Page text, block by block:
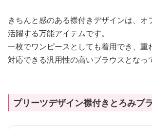
きちんと感のある襟付きデザインは、オ
活躍する万能アイテムです。
一枚でワンピースとしても着用でき、重
対応できる汎用性の高いブラウスとなっ
プリーツデザイン襟付きとろみブ